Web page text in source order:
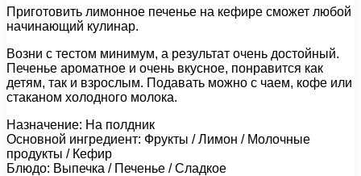
Приготовить лимонное печенье на кефире сможет любой
начинающий кулинар.
Возни с тестом минимум, а результат очень достойный.
Печенье ароматное и очень вкусное, понравится как
детям, так и взрослым. Подавать можно с чаем, кофе или
стаканом холодного молока.
Назначение: На полдник
Основной ингредиент: Фрукты / Лимон / Молочные
продукты / Кефир
Блюдо: Выпечка / Печенье / Сладкое